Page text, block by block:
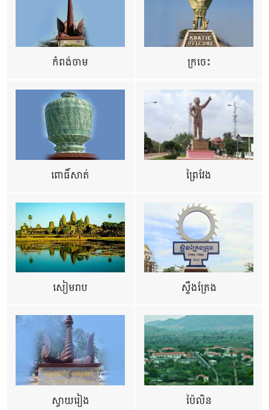
កំពង់ចាម ក្រចេះ
ពោធិ៍សាត់ ព្រៃវែង
សៀមរាប ស្ទឹងត្រែង
ស្វាយរៀង ប៉ៃលិន